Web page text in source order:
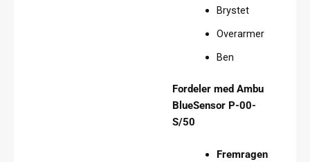
Brystet
Overarmer
Ben
Fordeler med Ambu
BlueSensor P-00-
S/50
Fremragen